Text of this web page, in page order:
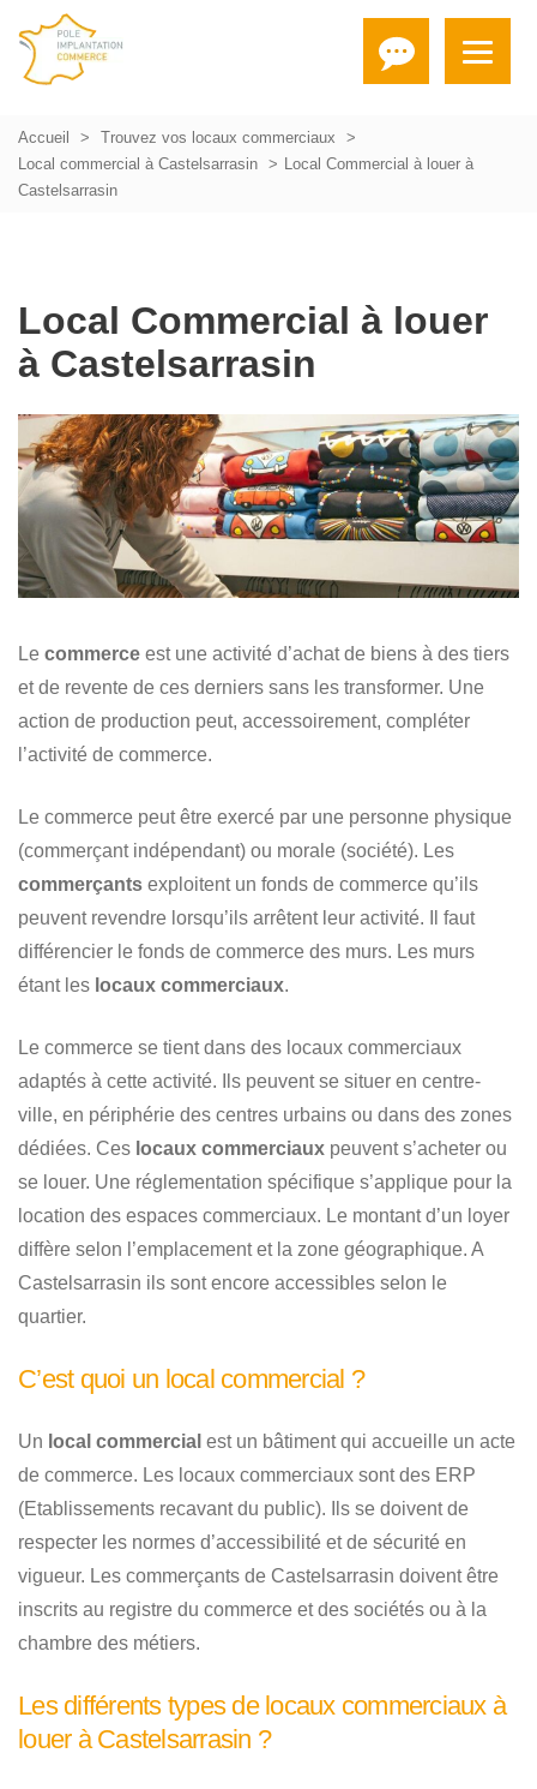
Accueil
Trouvez vos locaux commerciaux
Local commercial à Castelsarrasin
Local Commercial à louer à
Castelsarrasin
Local Commercial à louer
à Castelsarrasin
Le commerce est une activité d’achat de biens à des tiers
et de revente de ces derniers sans les transformer. Une
action de production peut, accessoirement, compléter
l’activité de commerce.
Le commerce peut être exercé par une personne physique
(commerçant indépendant) ou morale (société). Les
commerçants exploitent un fonds de commerce qu’ils
peuvent revendre lorsqu’ils arrêtent leur activité. Il faut
différencier le fonds de commerce des murs. Les murs
étant les locaux commerciaux.
Le commerce se tient dans des locaux commerciaux
adaptés à cette activité. Ils peuvent se situer en centre-
ville, en périphérie des centres urbains ou dans des zones
dédiées. Ces locaux commerciaux peuvent s’acheter ou
se louer. Une réglementation spécifique s’applique pour la
location des espaces commerciaux. Le montant d’un loyer
diffère selon l’emplacement et la zone géographique. A
Castelsarrasin ils sont encore accessibles selon le
quartier.
C’est quoi un local commercial ?
Un local commercial est un bâtiment qui accueille un acte
de commerce. Les locaux commerciaux sont des ERP
(Etablissements recavant du public). Ils se doivent de
respecter les normes d’accessibilité et de sécurité en
vigueur. Les commerçants de Castelsarrasin doivent être
inscrits au registre du commerce et des sociétés ou à la
chambre des métiers.
Les différents types de locaux commerciaux à
louer à Castelsarrasin ?